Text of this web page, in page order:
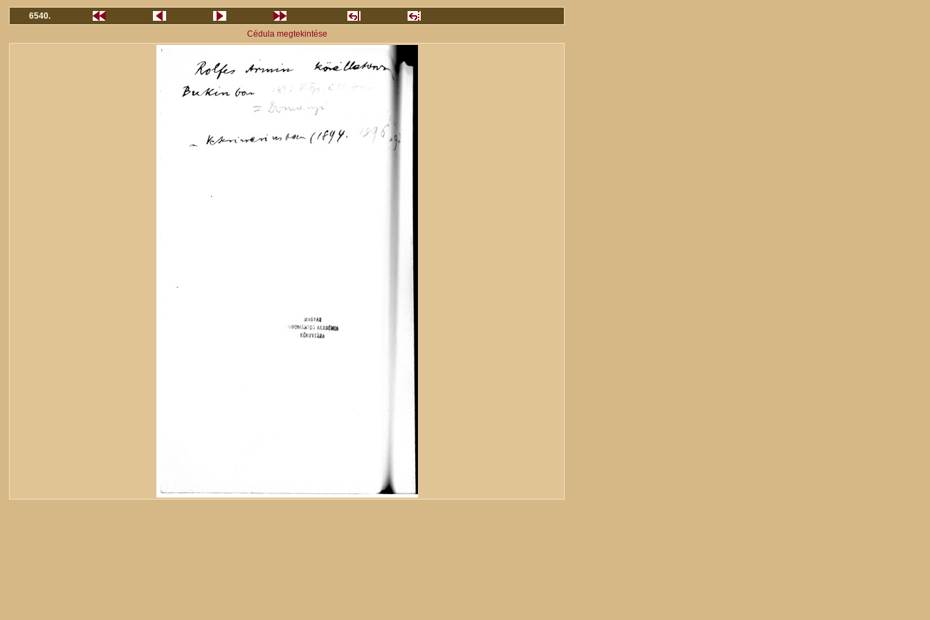
6540.
Cédula megtekintése